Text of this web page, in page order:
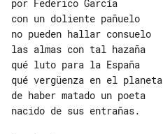
con un doliente pañuelo
no pueden hallar consuelo
las almas con tal hazaña
qué luto para la España
qué vergüenza en el planeta
de haber matado un poeta
nacido de sus entrañas.